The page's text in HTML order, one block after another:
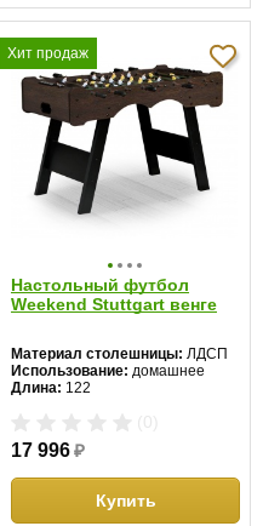
Хит продаж
Настольный футбол
Weekend Stuttgart венге
Материал столешницы: ЛДСП
Использование: домашнее
Длина: 122
17 996₽
Купить